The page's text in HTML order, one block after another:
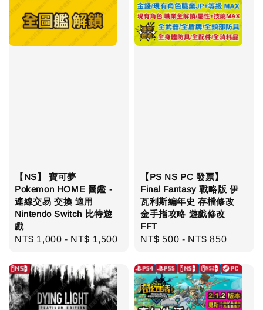
【NS】 寶可夢
Pokemon HOME 圖鑑 -
連線交易 交換 適用
Nintendo Switch 比特遊
戲
Regular
NT$ 1,000 - NT$ 1,500
【PS NS PC 發票】
Final Fantasy 戰略版 伊
瓦利斯編年史 存檔修改
金手指攻略 遊戲修改
FFT
Regular
NT$ 500 - NT$ 850